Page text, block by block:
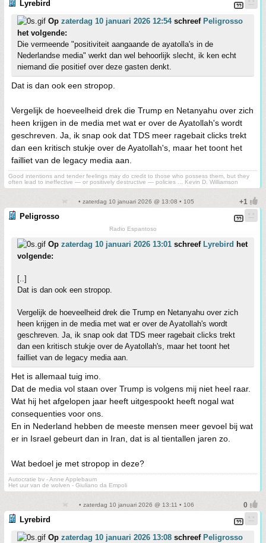
Lyrebird
Op zaterdag 10 januari 2026 12:54schreef Peligrosso
het volgende:
Die vermeende "positiviteit aangaande de ayatolla's in de
Nederlandse media" werkt dan wel behoorlijk slecht, ik ken echt
niemand die positief over deze gasten denkt.
Dat is dan ook een stropop.
Vergelijk de hoeveelheid drek die Trump en Netanyahu over zich
heen krijgen in de media met wat er over de Ayatollah's wordt
geschreven. Ja, ik snap ook dat TDS meer ragebait clicks trekt
dan een kritisch stukje over de Ayatollah's, maar het toont het
failliet van de legacy media aan.
Good intentions and tender feelings may do credit to those who possess them, but they
often lead to ineffective — or positively destructive — policies ... Kevin D. Williamson
• zaterdag 10 januari 2026 @ 13:08 • 105
Peligrosso
Radio Espantoso
Op zaterdag 10 januari 2026 13:01 schreef Lyrebird het
volgende:
[..]
Dat is dan ook een stropop.
Vergelijk de hoeveelheid drek die Trump en Netanyahu over zich
heen krijgen in de media met wat er over de Ayatollah's wordt
geschreven. Ja, ik snap ook dat TDS meer ragebait clicks trekt
dan een kritisch stukje over de Ayatollah's, maar het toont het
failliet van de legacy media aan.
Het is allemaal tuig imo.
Dat de media vol staan over Trump is volgens mij niet heel raar.
Wat hij het afgelopen jaar heeft uitgespookt heeft nogal wat
consequenties voor ons.
En in Nederland hebben de meeste mensen meer gevoel bij wat
er in Israel gebeurt dan in Iran, dat is al tientallen jaren zo.
Wat bedoel je met stropop in deze?
Autocratie bv - Anne Applebaum
Het uur van de wolven - Giuliano da Empoli
• zaterdag 10 januari 2026 @ 13:11 • 106
Lyrebird
Op zaterdag 10 januari 2026 13:08 schreef Peligrosso